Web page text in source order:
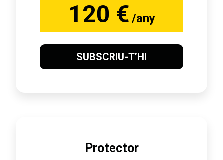
120 € /any
SUBSCRIU-T’HI
Protector